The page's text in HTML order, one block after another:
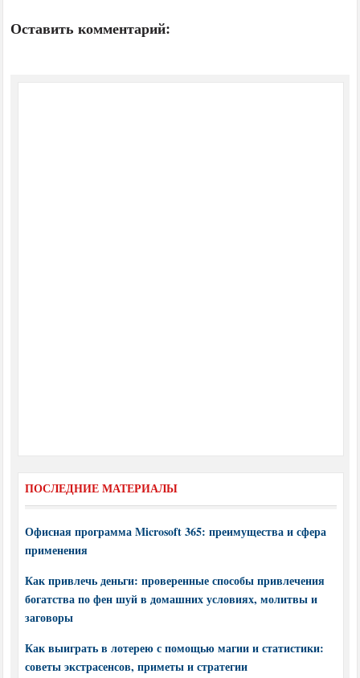
Оставить комментарий:
ПОСЛЕДНИЕ МАТЕРИАЛЫ
Офисная программа Microsoft 365: преимущества и сфера
применения
Как привлечь деньги: проверенные способы привлечения
богатства по фен шуй в домашних условиях, молитвы и
заговоры
Как выиграть в лотерею с помощью магии и статистики:
советы экстрасенсов, приметы и стратегии